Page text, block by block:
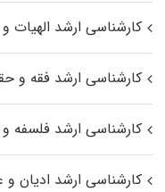
کارشناسی ارشد
کارشناسی ارشد فقه و
کارشناسی ارشد فلسفه و
کارشناسی ارشد ادیان